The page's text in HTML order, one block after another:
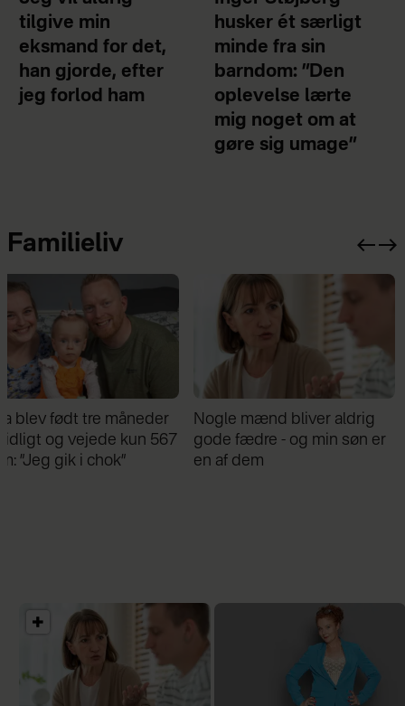
tilgive min
eksmand for det,
han gjorde, efter
jeg forlod ham
husker ét særligt
minde fra sin
barndom: ”Den
oplevelse lærte
mig noget om at
gøre sig umage”
Familieliv
Nogle mænd bliver aldrig
gode fædre - og min søn er
en af dem
Samira Nawa: ”Det er
fantastisk at have min
familie, men jeg elsker